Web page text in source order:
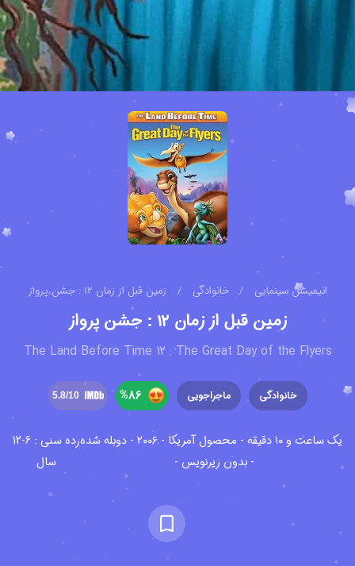
انیمیشن سینمایی / خانوادگی / زمین قبل از زمان ۱۲ : جشن پرواز
زمین قبل از زمان ۱۲ : جشن پرواز
The Land Before Time 12 : The Great Day of the Flyers
خانوادگی ماجراجویی 86
%
5.8/10
یک ساعت و ۱۰ دقیقه - محصول آمریکا - ۲۰۰۶ - دوبله شده
- بدون زیرنویس -
رده سنی : 6-12
سال